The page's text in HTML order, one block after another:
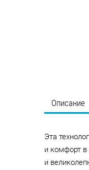
Описание
Эта
и комфорт в
и